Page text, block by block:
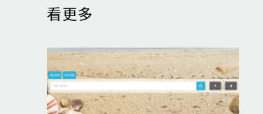
看更多